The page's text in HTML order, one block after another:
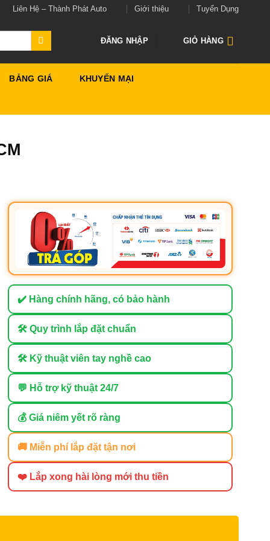
Liên Hệ – Thành Phát Auto Giới thiệu Tuyển Dụng
ĐĂNG NHẬP GIỎ HÀNG
BẢNG GIÁ KHUYẾN MẠI
✔️ Hàng chính hãng, có bảo hành
🛠 Quy trình lắp đặt chuẩn
🛠 Kỹ thuật viên tay nghề cao
💬 Hỗ trợ kỹ thuật 24/7
💰 Giá niêm yết rõ ràng
🚚 Miễn phí lắp đặt tận nơi
❤️ Lắp xong hài lòng mới thu tiền